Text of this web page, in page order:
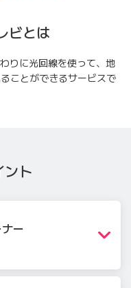
ビとは
りに光回線を使って、地
ことができるサービスで
ント
ナー